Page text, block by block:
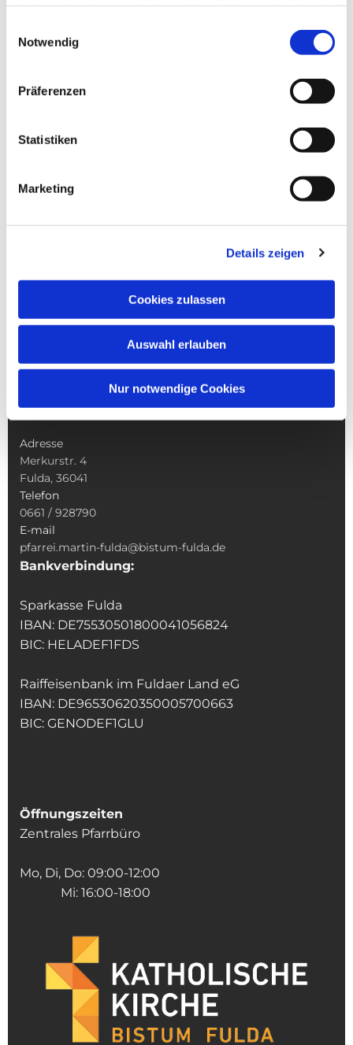
Notwendig
Präferenzen
Statistiken
Marketing
Details zeigen
Cookies zulassen
Auswahl erlauben
Nur notwendige Cookies
Sakramente
Veranstaltungen & Angebote
Kindertagesstätte St. Andreas
Was tun wenn
Kontakt
Adresse
Merkurstr. 4
Fulda, 36041
Telefon
0661 / 928790
E-mail
pfarrei.martin-fulda@bistum-fulda.de
Bankverbindung:
Sparkasse Fulda
IBAN: DE75530501800041056824
BIC: HELADEF1FDS
Raiffeisenbank im Fuldaer Land eG
IBAN: DE96530620350005700663
BIC: GENODEF1GLU
Öffnungszeiten
Zentrales Pfarrbüro
Mo, Di, Do: 09:00-12:00
Mi: 16:00-18:00